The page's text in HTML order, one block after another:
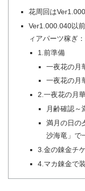
花周回は
Ver1.000.040以
ィアパーツ稼ぎ
1.前準備
一夜花の月
一夜花の月
2.一夜花の月
月齢確認～
満月の日の
沙海竜」で
3.金の錬金チ
4.マカ錬金で